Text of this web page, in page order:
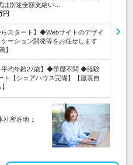
別途全額支給い…
円
らスタート】◆Webサイトのデザイ
ーション開発等をお任せします
】
平均年齢27歳】◆学歴不問 ◆経験
【シェアハウス完備】【服装自
所在地：